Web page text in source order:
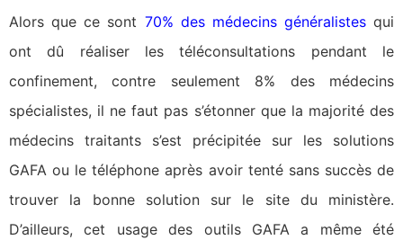
Alors que ce sont 70% des médecins généralistesqui
ont dû réaliser les téléconsultations pendant le
confinement, contre seulement 8% des médecins
spécialistes, il ne faut pas s’étonner que la majorité des
médecins traitants s’est précipitée sur les solutions
GAFA ou le téléphone après avoir tenté sans succès de
trouver la bonne solution sur le site du ministère.
D’ailleurs, cet usage des outils GAFA a même été